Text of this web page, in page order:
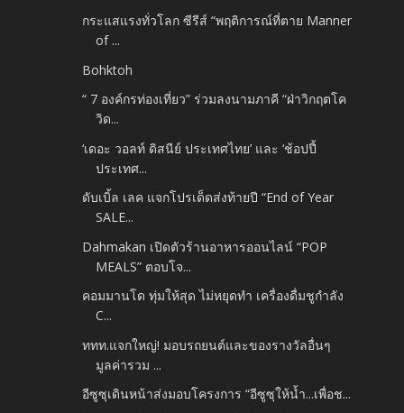
กระแสแรงทั่วโลก ซีรีส์ “พฤติการณ์ที่ตาย Manner
of ...
Bohktoh
“ 7 องค์กรท่องเที่ยว” ร่วมลงนามภาคี “ฝ่าวิกฤตโค
วิด...
‘เดอะ วอลท์ ดิสนีย์ ประเทศไทย’ และ ‘ช้อปปี้
ประเทศ...
ดับเบิ้ล เลค แจกโปรเด็ดส่งท้ายปี “End of Year
SALE...
Dahmakan เปิดตัวร้านอาหารออนไลน์ “POP
MEALS” ตอบโจ...
คอมมานโด ทุ่มให้สุด ไม่หยุดทำ เครื่องดื่มชูกำลัง
C...
ททท.แจกใหญ่! มอบรถยนต์และของรางวัลอื่นๆ
มูลค่ารวม ...
อีซูซุเดินหน้าส่งมอบโครงการ “อีซูซุให้น้ำ...เพื่อช...